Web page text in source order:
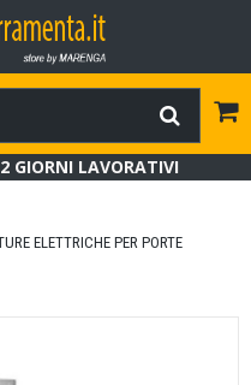
GIORNI LAVORATIVI
ELETTRICHE PER PORTE